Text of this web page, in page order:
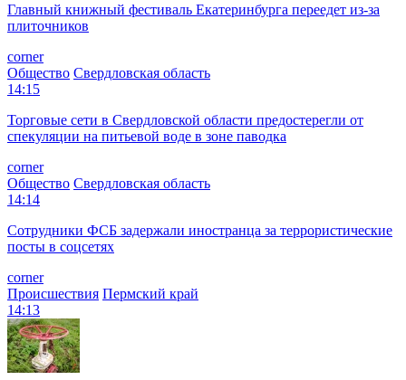
Главный книжный фестиваль Екатеринбурга переедет из-за
плиточников
corner
Общество Свердловская область
14:15
Торговые сети в Свердловской области предостерегли от
спекуляции на питьевой воде в зоне паводка
corner
Общество Свердловская область
14:14
Сотрудники ФСБ задержали иностранца за террористические
посты в соцсетях
corner
Происшествия Пермский край
14:13